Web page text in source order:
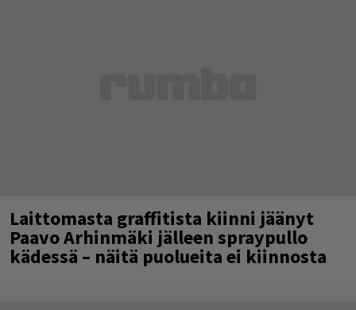
Laittomasta graffitista kiinni jäänyt
Paavo Arhinmäki jälleen spraypullo
kädessä – näitä puolueita ei kiinnosta